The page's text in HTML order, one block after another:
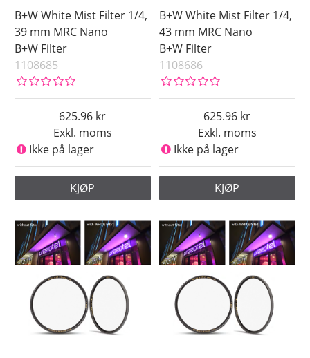
B+W White Mist Filter 1/4,
39 mm MRC Nano
B+W Filter
1108685
Exkl. moms
625.96
Ikke på lager
KJØP
B+W White Mist Filter 1/4,
43 mm MRC Nano
B+W Filter
1108686
Exkl. moms
625.96
Ikke på lager
KJØP